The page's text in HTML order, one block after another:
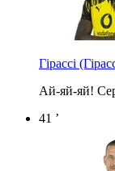
Гірассі
Ай-яй-яй!
41 ’